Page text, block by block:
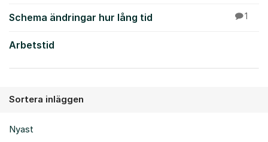
Schema ändringar hur lång tid 1
Arbetstid
Sortera inläggen
Nyast